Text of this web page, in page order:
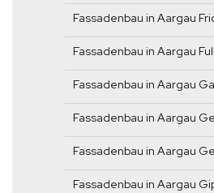
Fassadenbau in Aargau
Fassadenbau in Aargau
Fassadenbau in Aargau
Fassadenbau in Aargau
Fassadenbau in Aargau
Fassadenbau in Aargau